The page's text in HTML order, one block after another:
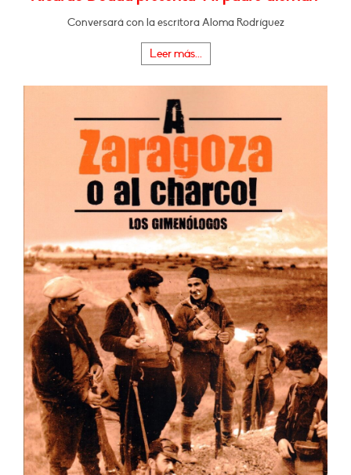
Conversará con la escritora Aloma Rodríguez
Leer más...